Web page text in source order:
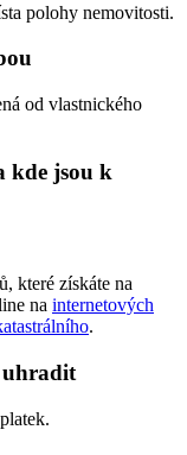
polohy nemovitosti.
od vlastnického
kde jsou k
které získáte na
na internetových
.
uhradit